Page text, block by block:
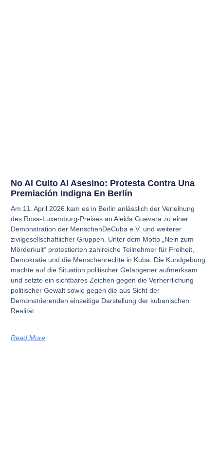
No Al Culto Al Asesino: Protesta Contra Una
Premiación Indigna En Berlín
Am 11. April 2026 kam es in Berlin anlässlich der Verleihung
des Rosa-Luxemburg-Preises an Aleida Guevara zu einer
Demonstration der MenschenDeCuba e.V. und weiterer
zivilgesellschaftlicher Gruppen. Unter dem Motto „Nein zum
Mörderkult“ protestierten zahlreiche Teilnehmer für Freiheit,
Demokratie und die Menschenrechte in Kuba. Die Kundgebung
machte auf die Situation politischer Gefangener aufmerksam
und setzte ein sichtbares Zeichen gegen die Verherrlichung
politischer Gewalt sowie gegen die aus Sicht der
Demonstrierenden einseitige Darstellung der kubanischen
Realität.
Read More